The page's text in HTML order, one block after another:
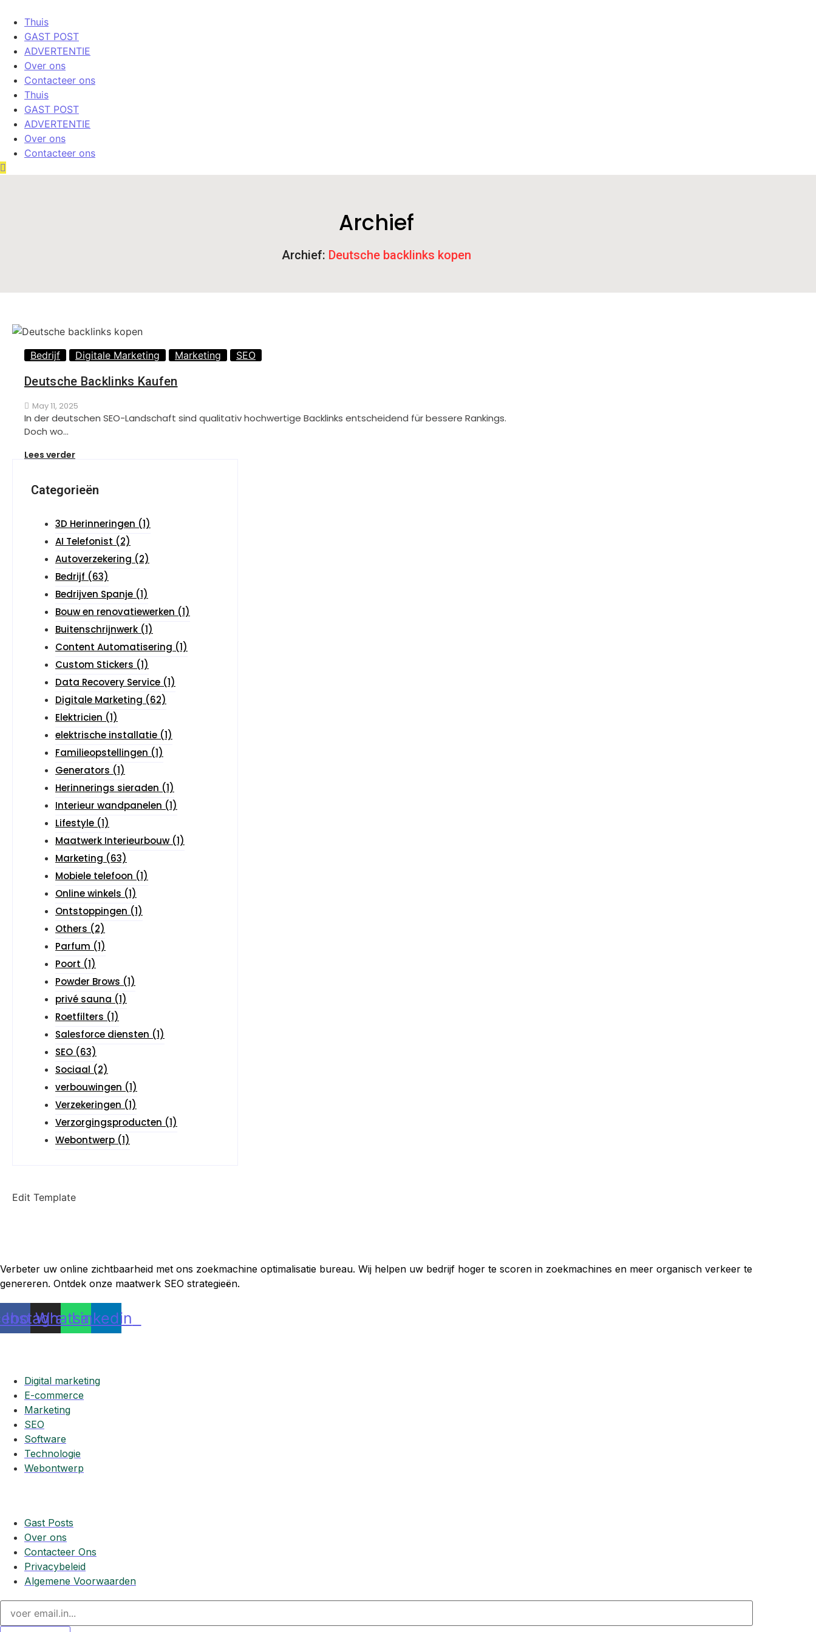
Thuis
GAST POST
ADVERTENTIE
Over ons
Contacteer ons
Thuis
GAST POST
ADVERTENTIE
Over ons
Contacteer ons
Archief
Archief: Deutsche backlinks kopen
Bedrijf Digitale Marketing Marketing SEO
Deutsche Backlinks Kaufen
May 11, 2025
In der deutschen SEO-Landschaft sind qualitativ hochwertige Backlinks entscheidend für bessere Rankings.
Doch wo…
Lees verder
Categorieën
3D Herinneringen (1)
AI Telefonist (2)
Autoverzekering (2)
Bedrijf (63)
Bedrijven Spanje (1)
Bouw en renovatiewerken (1)
Buitenschrijnwerk (1)
Content Automatisering (1)
Custom Stickers (1)
Data Recovery Service (1)
Digitale Marketing (62)
Elektricien (1)
elektrische installatie (1)
Familieopstellingen (1)
Generators (1)
Herinnerings sieraden (1)
Interieur wandpanelen (1)
Lifestyle (1)
Maatwerk Interieurbouw (1)
Marketing (63)
Mobiele telefoon (1)
Online winkels (1)
Ontstoppingen (1)
Others (2)
Parfum (1)
Poort (1)
Powder Brows (1)
privé sauna (1)
Roetfilters (1)
Salesforce diensten (1)
SEO (63)
Sociaal (2)
verbouwingen (1)
Verzekeringen (1)
Verzorgingsproducten (1)
Webontwerp (1)
Edit Template
Verbeter uw online zichtbaarheid met ons zoekmachine optimalisatie bureau. Wij helpen uw bedrijf hoger te scoren in zoekmachines en meer organisch verkeer te
genereren. Ontdek onze maatwerk SEO strategieën.
Instagram
Whatsapp
Linkedin
Digital marketing
E-commerce
Marketing
SEO
Software
Technologie
Webontwerp
Gast Posts
Over ons
Contacteer Ons
Privacybeleid
Algemene Voorwaarden